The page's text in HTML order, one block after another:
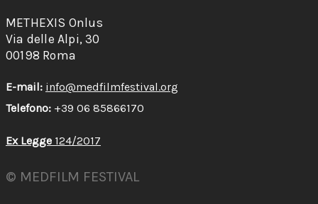
METHEXIS Onlus
Via delle Alpi, 30
00198 Roma
E-mail: info@medfilmfestival.org
Telefono: +39 06 85866170
Ex Legge 124/2017
© MEDFILM FESTIVAL